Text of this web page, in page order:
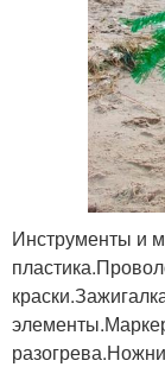
Инструменты и